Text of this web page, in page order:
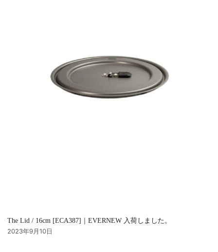
The Lid / 16cm [ECA387]｜EVERNEW 入荷しました。
2023年9月10日